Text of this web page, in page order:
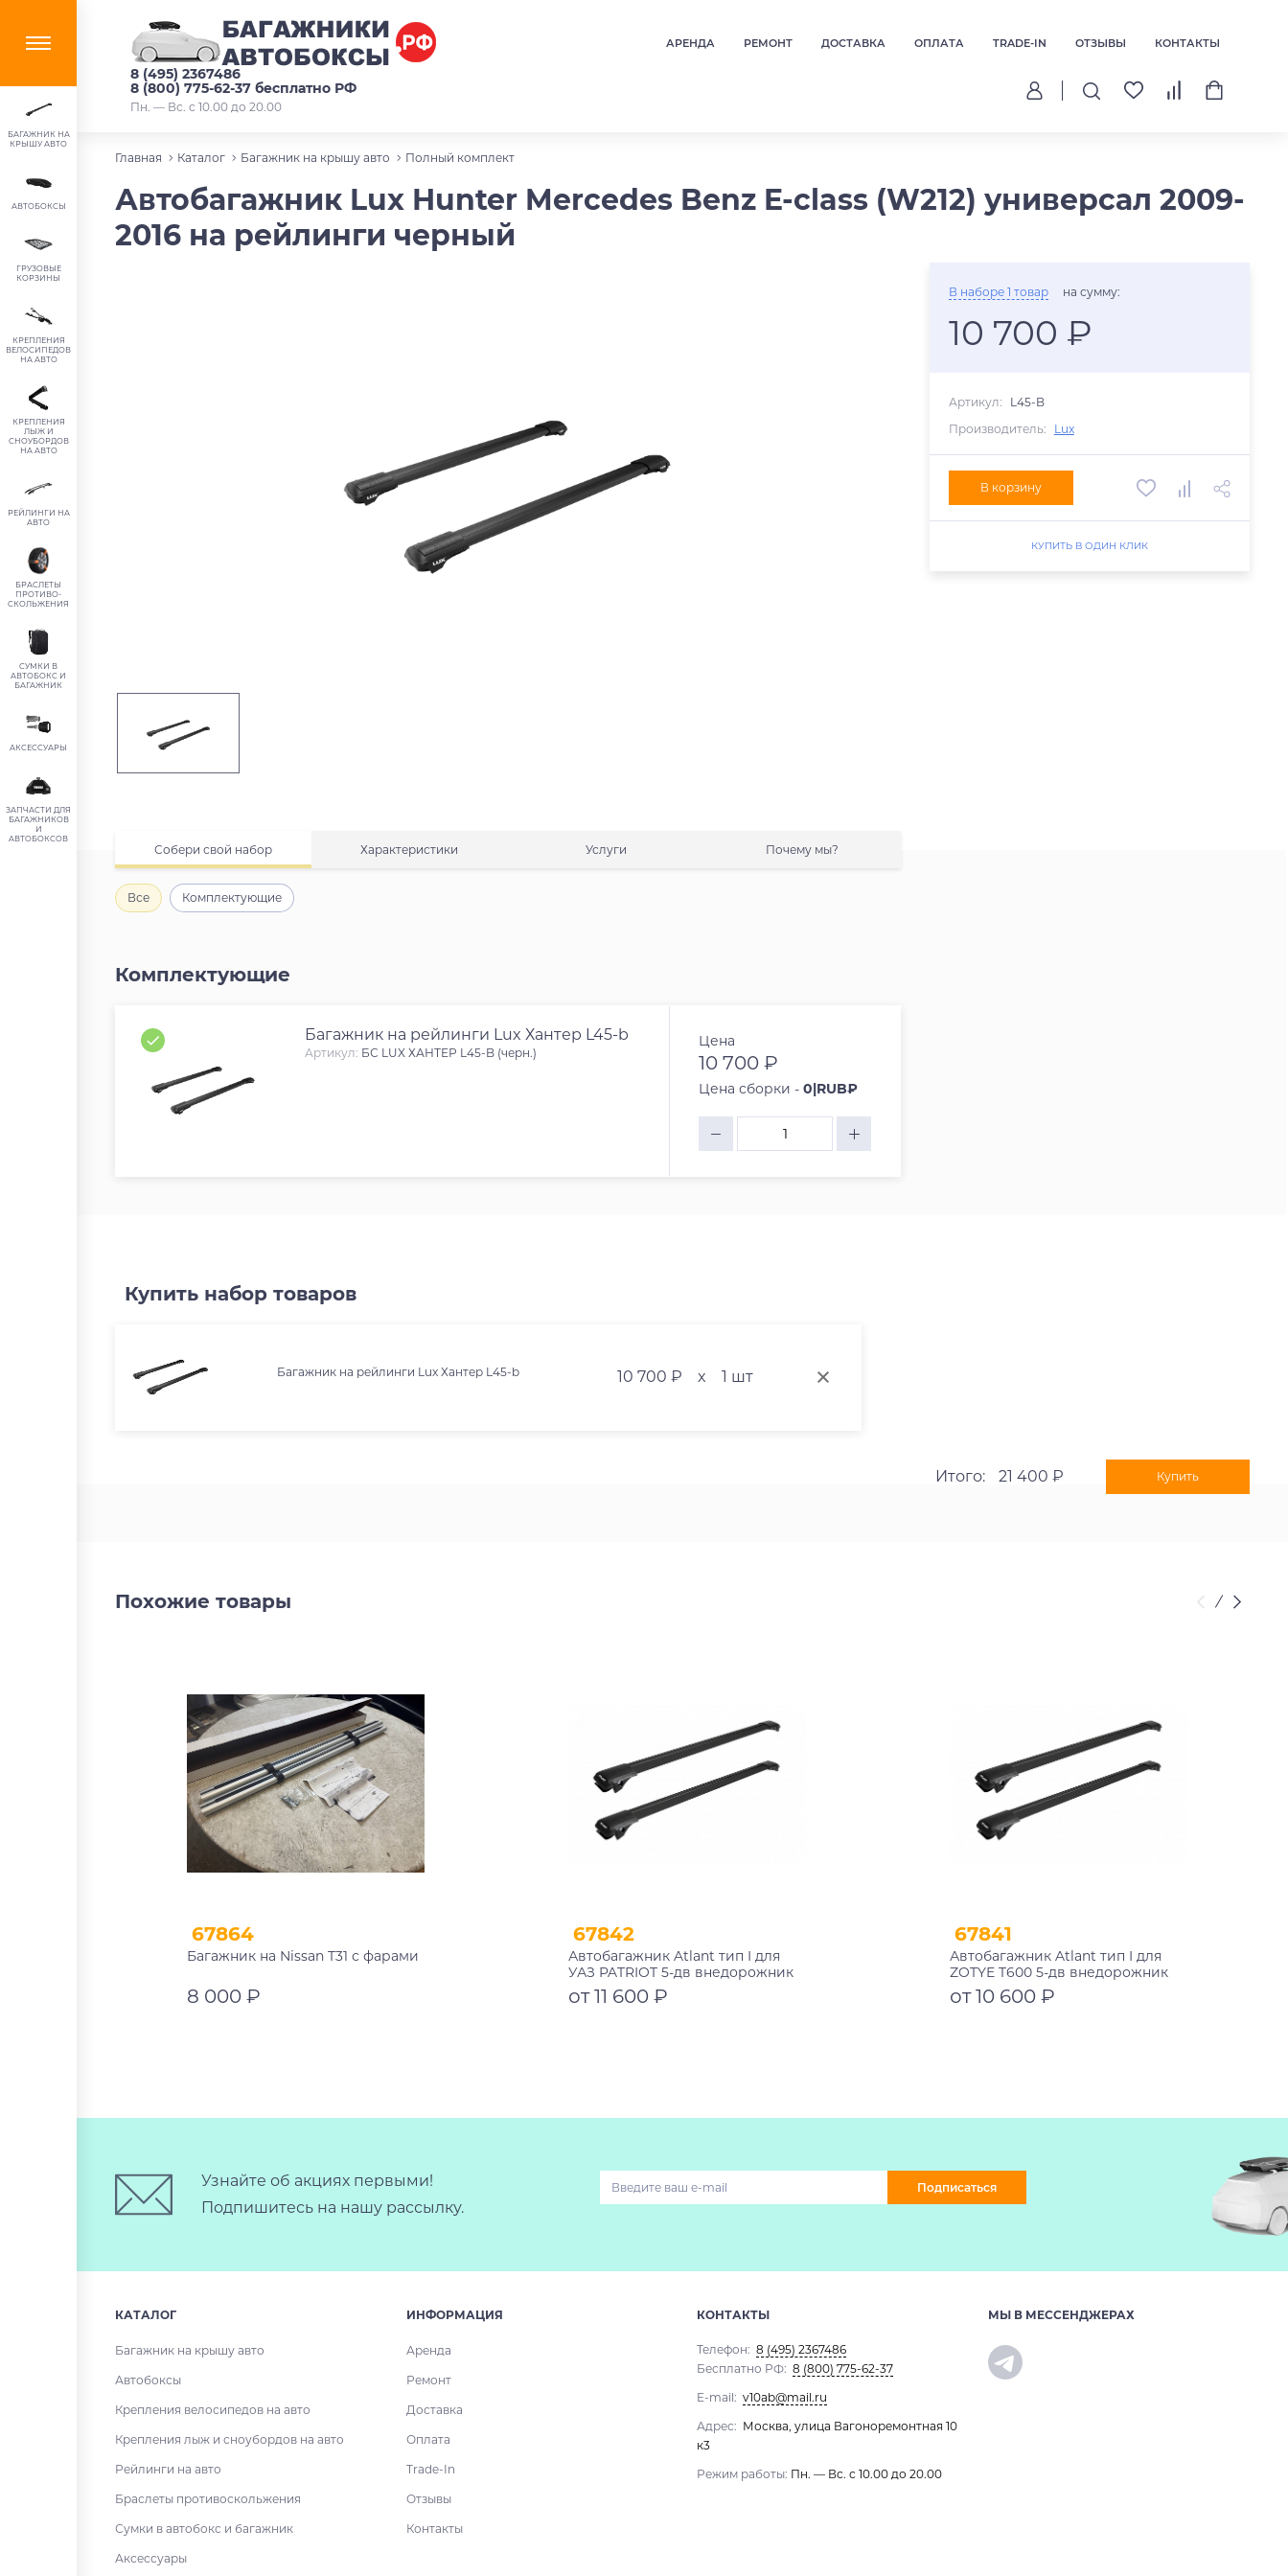
АРЕНДА РЕМОНТ ДОСТАВКА ОПЛАТА TRADE-IN ОТЗЫВЫ КОНТАКТЫ
8 (495) 2367486
8 (800) 775-62-37 бесплатно РФ
Пн. — Вс. с 10.00 до 20.00
БАГАЖНИК НА
КРЫШУ АВТО
АВТОБОКСЫ
ГРУЗОВЫЕ
КОРЗИНЫ
КРЕПЛЕНИЯ
ВЕЛОСИПЕДОВ
НА АВТО
КРЕПЛЕНИЯ
ЛЫЖ И
СНОУБОРДОВ
НА АВТО
РЕЙЛИНГИ НА
АВТО
БРАСЛЕТЫ
ПРОТИВО-
СКОЛЬЖЕНИЯ
СУМКИ В
АВТОБОКС И
БАГАЖНИК
АКСЕССУАРЫ
ЗАПЧАСТИ ДЛЯ
БАГАЖНИКОВ
И
АВТОБОКСОВ
Главная Каталог Багажник на крышу авто Полный комплект
Автобагажник Lux Hunter Mercedes Benz E-class (W212) универсал 2009-
2016 на рейлинги черный
Собери свой набор Характеристики Услуги Почему мы?
Все Комплектующие
Комплектующие
Багажник на рейлинги Lux Хантер L45-b
Артикул: БС LUX ХАНТЕР L45-B (черн.)
Цена
10 700 ₽
Цена сборки -0|RUB₽
В наборе 1 товар на сумму:
10 700 ₽
Артикул:
L45-B
Производитель:
Lux
В корзину
КУПИТЬ В ОДИН КЛИК
Купить набор товаров
Багажник на рейлинги Lux Хантер L45-b 10 700 ₽ x 1 шт
Итого: 21 400 ₽ Купить
Похожие товары
67864
Багажник на Nissan T31 с фарами
8 000 ₽
67842
Автобагажник Atlant тип I для
УАЗ PATRIOT 5-дв внедорожник
2005-2023 рейлинги черные дуги
1050/1050 мм 10002+11117+11117
от 11 600 ₽
67841
Автобагажник Atlant тип I для
ZOTYE T600 5-дв внедорожник
2013-2021 рейлинги черные дуги
910/910 мм 10002+11115+11115
от 10 600 ₽
Узнайте об акциях первыми!
Подпишитесь на нашу рассылку.
Подписаться
КАТАЛОГ
Багажник на крышу авто
Автобоксы
Крепления велосипедов на авто
Крепления лыж и сноубордов на авто
Рейлинги на авто
Браслеты противоскольжения
Сумки в автобокс и багажник
Аксессуары
ИНФОРМАЦИЯ
Аренда
Ремонт
Доставка
Оплата
Trade-In
Отзывы
Контакты
КОНТАКТЫ
Телефон: 8 (495) 2367486
Бесплатно РФ: 8 (800) 775-62-37
E-mail: v10ab@mail.ru
Адрес: Москва, улица Вагоноремонтная 10
к3
Режим работы: Пн. — Вс. с 10.00 до 20.00
МЫ В МЕССЕНДЖЕРАХ